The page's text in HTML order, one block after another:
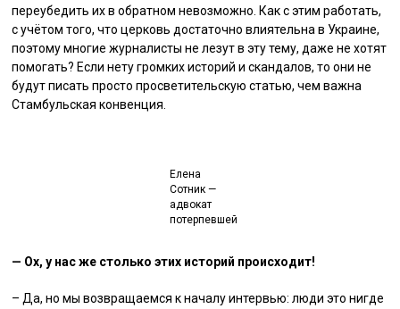
переубедить их в обратном невозможно. Как с этим работать,
с учётом того, что церковь достаточно влиятельна в Украине,
поэтому многие журналисты не лезут в эту тему, даже не хотят
помогать? Если нету громких историй и скандалов, то они не
будут писать просто просветительскую статью, чем важна
Стамбульская конвенция.
Елена
Сотник —
адвокат
потерпевшей
— Ох, у нас же столько этих историй происходит!
– Да, но мы возвращаемся к началу интервью: люди это нигде